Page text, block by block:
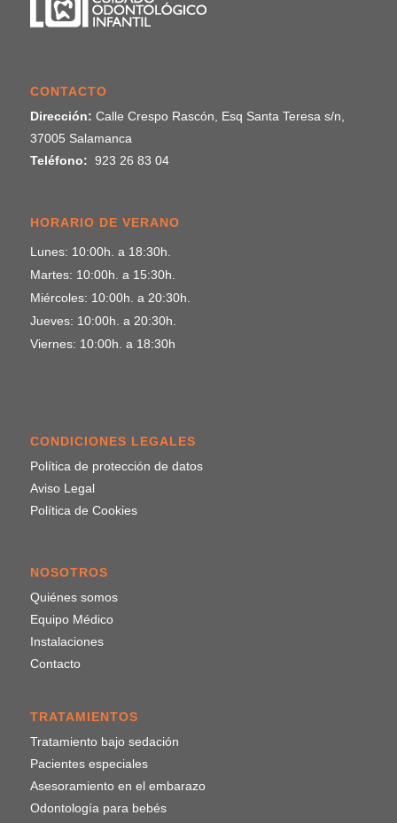
CONTACTO
Dirección: Calle Crespo Rascón, Esq Santa Teresa s/n,
37005 Salamanca
Teléfono: 923 26 83 04
HORARIO DE VERANO
Lunes: 10:00h. a 18:30h.
Martes: 10:00h. a 15:30h.
Miércoles: 10:00h. a 20:30h.
Jueves: 10:00h. a 20:30h.
Viernes: 10:00h. a 18:30h
CONDICIONES LEGALES
Política de protección de datos
Aviso Legal
Política de Cookies
NOSOTROS
Quiénes somos
Equipo Médico
Instalaciones
Contacto
TRATAMIENTOS
Tratamiento bajo sedación
Pacientes especiales
Asesoramiento en el embarazo
Odontología para bebés